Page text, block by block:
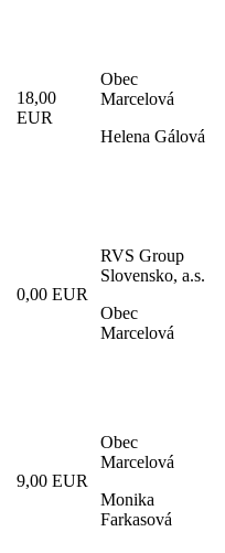
18,00
EUR
Obec
Marcelová
Helena Gálová
0,00 EUR
RVS Group
Slovensko, a.s.
Obec
Marcelová
9,00 EUR
Obec
Marcelová
Monika
Farkasová